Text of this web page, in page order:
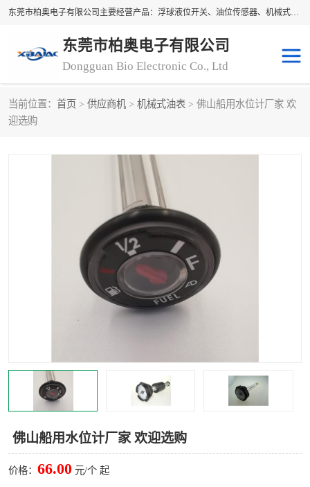
东莞市柏奥电子有限公司主要经营产品：浮球液位开关、油位传感器、机械式油表、浮球液位计、水位控制浮球阀、料位开关，水流开关、油水位控制配套仪表等。柏奥电子，您可信赖的合作伙伴
东莞市柏奥电子有限公司
Dongguan Bio Electronic Co., Ltd
当前位置： 首页 > 供应商机 > 机械式油表 > 佛山船用水位计厂家 欢
迎选购
佛山船用水位计厂家 欢迎选购
价格： 66.00 元/个 起
浮球液位开关
机械式油表 水流开关
浮球阀
磁翻板液位计 转速表